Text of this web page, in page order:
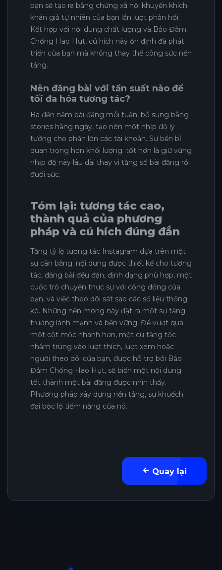
bạn sẽ tạo ra bằng chứng xã hội khuyến khích
khán giả tự nhiên của bạn lần lượt phản hồi.
Kết hợp với nội dung chất lượng và Bảo Đảm
Chống Hao Hụt, cú hích này ổn định đà phát
triển của bạn mà không thay thế công sức nền
tảng.
Nên đăng bài với tần suất nào để
tối đa hóa tương tác?
Ba đến năm bài đăng mỗi tuần, bổ sung bằng
stories hằng ngày, tạo nên một nhịp độ lý
tưởng cho phần lớn các tài khoản. Sự bền bỉ
quan trọng hơn khối lượng: tốt hơn là giữ vững
nhịp độ này lâu dài thay vì tăng số bài đăng rồi
đuối sức.
Tóm lại: tương tác cao,
thành quả của phương
pháp và cú hích đúng đắn
Tăng tỷ lệ tương tác Instagram dựa trên một
sự cân bằng: nội dung được thiết kế cho tương
tác, đăng bài đều đặn, định dạng phù hợp, một
cuộc trò chuyện thực sự với cộng đồng của
bạn, và việc theo dõi sát sao các số liệu thống
kê. Những nền móng này đặt ra một sự tăng
trưởng lành mạnh và bền vững. Để vượt qua
một cột mốc nhanh hơn, một cú tăng tốc
nhắm trúng vào lượt thích, lượt xem hoặc
người theo dõi của bạn, được hỗ trợ bởi Bảo
Đảm Chống Hao Hụt, sẽ biến một nội dung
tốt thành một bài đăng được nhìn thấy.
Phương pháp xây dựng nền tảng, sự khuếch
đại bộc lộ tiềm năng của nó.
Quay lại